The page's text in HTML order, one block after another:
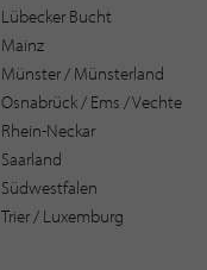
Lübecker Bucht
Mainz
Münster / Münsterland
Osnabrück / Ems / Vechte
Rhein-Neckar
Saarland
Südwestfalen
Trier / Luxemburg